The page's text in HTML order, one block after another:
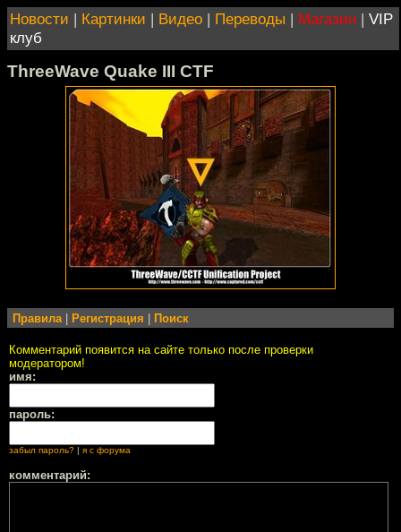
Новости | Картинки | Видео | Переводы | Магазин | VIP
клуб
ThreeWave Quake III CTF
Правила Регистрация Поиск
Комментарий появится на сайте только после проверки
модератором!
имя:
пароль:
забыл пароль? | я с форума
комментарий: